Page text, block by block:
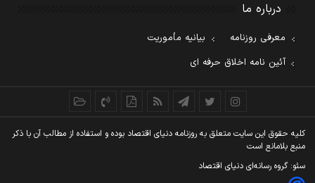
درباره ما
معرفی روزنامه
بیانیه مأموریت
آئین نامه اخلاق حرفه ای
کليه حقوق اين سايت متعلق به روزنامه دنيای اقتصاد بوده و استفاده از مطالب آن با ذکر
منبع بلامانع است
سئو: گروه رسانه‌ای دنیای اقتصاد